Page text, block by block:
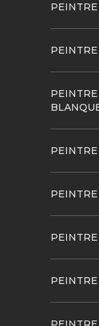
PEINTRE